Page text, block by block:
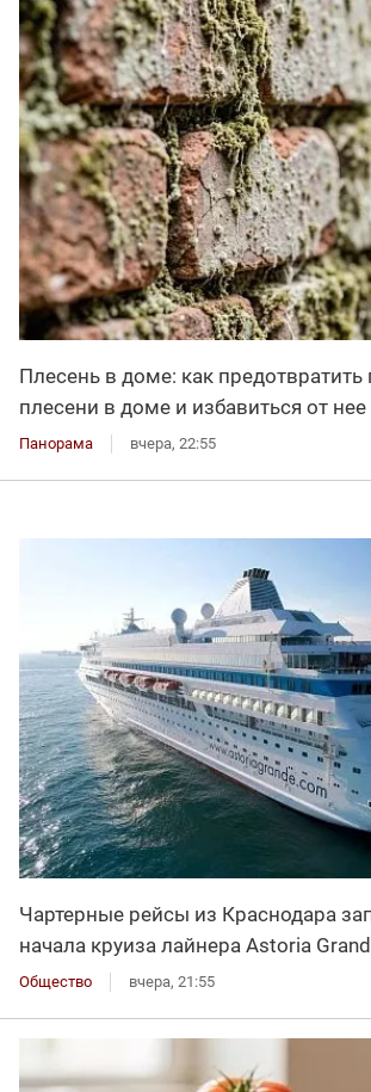
Плесень в доме: как предотвратить
плесени в доме и избавиться от нее
Панорама вчера, 22:55
Чартерные рейсы из Краснодара
начала круиза лайнера Astoria
Общество вчера, 21:55